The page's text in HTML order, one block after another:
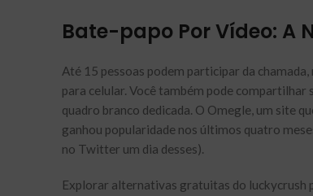
Bate-papo Por Vídeo: A
Até 15 pessoas podem participar da
para celular. Você também pode compartilhar
quadro branco dedicada. O Omegle, um site
ganhou popularidade nos últimos quatro
no Twitter um dia desses).
Explorar alternativas gratuitas do luckycrush